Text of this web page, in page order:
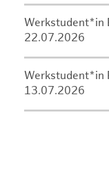
Werkstudent*in
22.07.2026
Werkstudent*in
13.07.2026